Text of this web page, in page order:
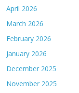
April 2026
March 2026
February 2026
January 2026
December 2025
November 2025